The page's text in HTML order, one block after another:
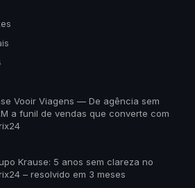
Vooir Viagens — De agência sem
a funil de vendas que converte com
Krause: 5 anos sem clareza no
– resolvido em 3 meses